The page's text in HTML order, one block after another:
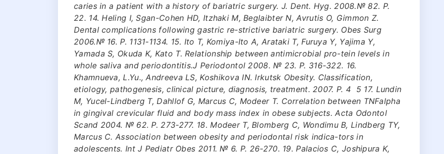
caries in a patient with a history of bariatric surgery. J. Dent. Hyg. 2008.№ 82. Р.
22. 14. Heling I, Sgan-Cohen HD, Itzhaki M, Beglaibter N, Avrutis O, Gimmon Z.
Dental complications following gastric re-strictive bariatric surgery. Obes Surg
2006.№ 16. Р. 1131-1134. 15. Ito T, Komiya-Ito A, Arataki T, Furuya Y, Yajima Y,
Yamada S, Okuda K, Kato T. Relationship between antimicrobial pro-tein levels in
whole saliva and periodontitis.J Periodontol 2008. № 23. Р. 316-322. 16.
Khamnueva, L.Yu., Andreeva LS, Koshikova IN. Irkutsk Obesity. Classification,
etiology, pathogenesis, clinical picture, diagnosis, treatment. 2007. Р. 4 ­ 5 17. Lundin
M, Yucel-Lindberg T, Dahllof G, Marcus C, Modeer T. Correlation between TNFalpha
in gingival crevicular fluid and body mass index in obese subjects. Acta Odontol
Scand 2004. № 62. Р. 273-277. 18. Modeer T, Blomberg C, Wondimu B, Lindberg TY,
Marcus C. Association between obesity and periodontal risk indica-tors in
adolescents. Int J Pediatr Obes 2011. № 6. Р. 26-270. 19. Palacios C, Joshipura K,